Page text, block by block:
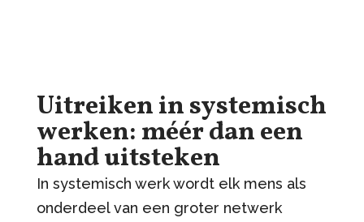
Uitreiken in systemisch
werken: méér dan een
hand uitsteken
In systemisch werk wordt elk mens als
onderdeel van een groter netwerk